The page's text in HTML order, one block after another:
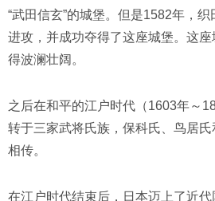
“武田信玄”的城堡。但是1582年，
进攻，并成功夺得了这座城堡。这
得波澜壮阔。
之后在和平的江户时代（1603年～
转于三家武将氏族，保科氏、鸟居
相传。
在江户时代结束后，日本迈上了近